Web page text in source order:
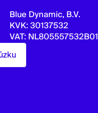
Blue Dynamic, B.V.
KVK: 30137532
VAT: NL805557532B01